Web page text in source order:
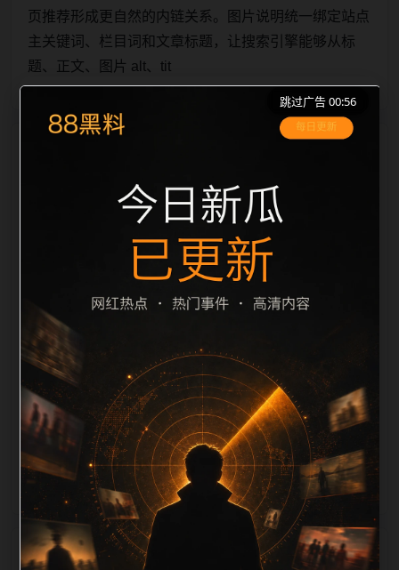
页推荐形成更自然的内链关系。图片说明统一绑定站点
主关键词、栏目词和文章标题，让搜索引擎能够从标
题、正文、图片 alt、tit
le 之间识别一致主题。后续每日采集时，建议继续执行
远程图片本地化、坏图默认图兜底、标题去重和
description 长度过滤。如果同一主题下有多个相近页
面，应通过不同角度补充事件背景、访问场景、相关问
题或专题入口，降低站群页面之间的重复感。页面底部
保留同类推荐、上一篇下一篇和 sitemap 入口，保证重
要页面点击深度尽量控制在三次以内。正文维护时可按
用户搜索路径补充三类信息：入口是否稳定、同栏目还
有哪些可继续阅读、移动端打开时图片和摘要是否一
致。每次新增内容后同步检查标题、description、
canonical、主题图、alt、title和推荐链接，确保页面既
能被搜索引擎理解，也能让
相关问题与推荐
跳过广告 00:56